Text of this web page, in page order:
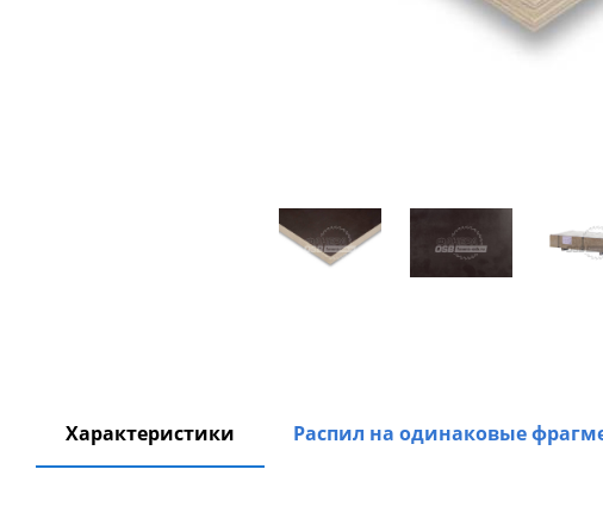
Характеристики Распил на одинаковые